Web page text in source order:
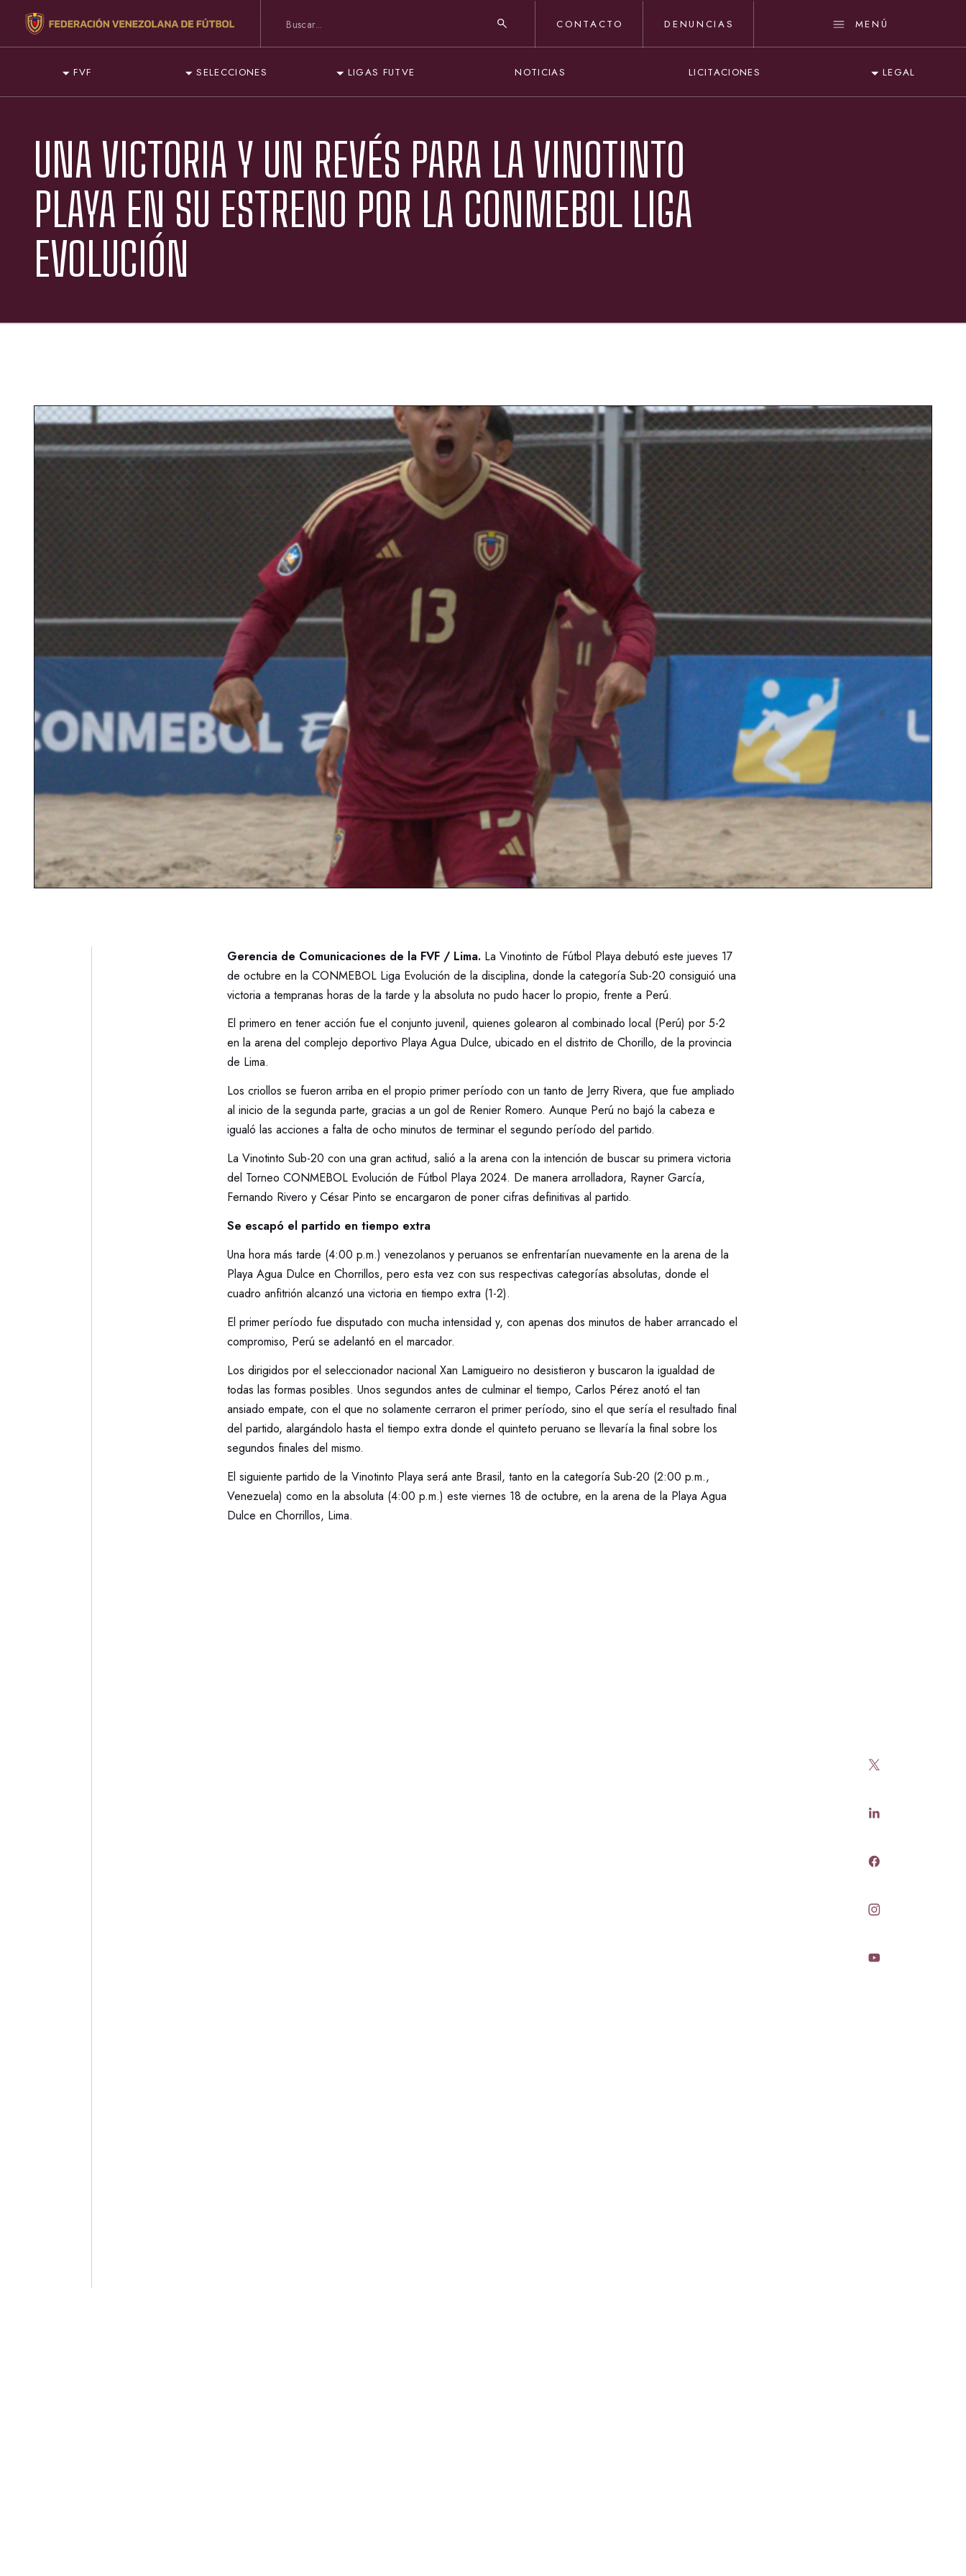
CONTACTO DENUNCIAS MENÚ
FVF SELECCIONES LIGAS FUTVE NOTICIAS LICITACIONES LEGAL
UNA VICTORIA Y UN REVÉS PARA LA VINOTINTO
PLAYA EN SU ESTRENO POR LA CONMEBOL LIGA
EVOLUCIÓN
Gerencia de Comunicaciones de la FVF / Lima. La Vinotinto de Fútbol Playa debutó este jueves 17
de octubre en la CONMEBOL Liga Evolución de la disciplina, donde la categoría Sub-20 consiguió una
victoria a tempranas horas de la tarde y la absoluta no pudo hacer lo propio, frente a Perú.
El primero en tener acción fue el conjunto juvenil, quienes golearon al combinado local (Perú) por 5-2
en la arena del complejo deportivo Playa Agua Dulce, ubicado en el distrito de Chorillo, de la provincia
de Lima.
Los criollos se fueron arriba en el propio primer período con un tanto de Jerry Rivera, que fue ampliado
al inicio de la segunda parte, gracias a un gol de Renier Romero. Aunque Perú no bajó la cabeza e
igualó las acciones a falta de ocho minutos de terminar el segundo período del partido.
La Vinotinto Sub-20 con una gran actitud, salió a la arena con la intención de buscar su primera victoria
del Torneo CONMEBOL Evolución de Fútbol Playa 2024. De manera arrolladora, Rayner García,
Fernando Rivero y César Pinto se encargaron de poner cifras definitivas al partido.
Se escapó el partido en tiempo extra
Una hora más tarde (4:00 p.m.) venezolanos y peruanos se enfrentarían nuevamente en la arena de la
Playa Agua Dulce en Chorrillos, pero esta vez con sus respectivas categorías absolutas, donde el
cuadro anfitrión alcanzó una victoria en tiempo extra (1-2).
El primer período fue disputado con mucha intensidad y, con apenas dos minutos de haber arrancado el
compromiso, Perú se adelantó en el marcador.
Los dirigidos por el seleccionador nacional Xan Lamigueiro no desistieron y buscaron la igualdad de
todas las formas posibles. Unos segundos antes de culminar el tiempo, Carlos Pérez anotó el tan
ansiado empate, con el que no solamente cerraron el primer período, sino el que sería el resultado final
del partido, alargándolo hasta el tiempo extra donde el quinteto peruano se llevaría la final sobre los
segundos finales del mismo.
El siguiente partido de la Vinotinto Playa será ante Brasil, tanto en la categoría Sub-20 (2:00 p.m.,
Venezuela) como en la absoluta (4:00 p.m.) este viernes 18 de octubre, en la arena de la Playa Agua
Dulce en Chorrillos, Lima.